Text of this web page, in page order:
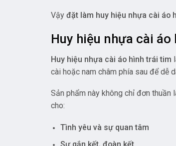
Vậy đặt làm huy hiệu nhựa cài áo
Huy hiệu nhựa cài
Huy hiệu nhựa cài áo hình trái tim
cài hoặc nam châm phía sau để dễ
Sản phẩm này không chỉ đơn
cho:
Tình yêu và sự quan tâm